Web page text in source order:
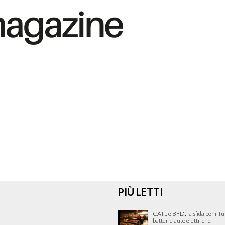
PIÙ LETTI
CATL e BYD: la sfida per il
batterie auto elettriche